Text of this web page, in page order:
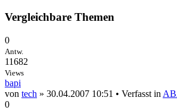
Vergleichbare Themen
0
Antw.
11682
Views
bapi
von tech » 30.04.2007 10:51 • Verfasst in
0